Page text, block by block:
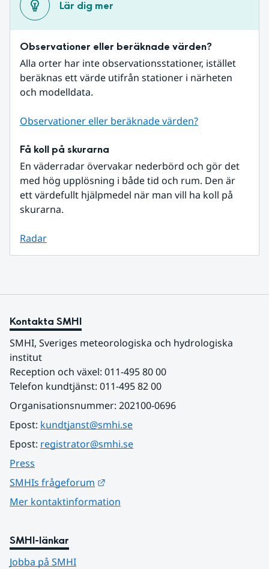
Lär dig mer
Observationer eller beräknade värden?
Alla orter har inte observationsstationer, istället
beräknas ett värde utifrån stationer i närheten
och modelldata.
Observationer eller beräknade värden?
Få koll på skurarna
En väderradar övervakar nederbörd och gör det
med hög upplösning i både tid och rum. Den är
ett värdefullt hjälpmedel när man vill ha koll på
skurarna.
Radar
Kontakta SMHI
SMHI, Sveriges meteorologiska och hydrologiska
institut
Reception och växel: 011-495 80 00
Telefon kundtjänst: 011-495 82 00
Organisationsnummer: 202100-0696
Epost: kundtjanst@smhi.se
Epost: registrator@smhi.se
Press
SMHIs frågeforum
Mer kontaktinformation
SMHI-länkar
Jobba på SMHI